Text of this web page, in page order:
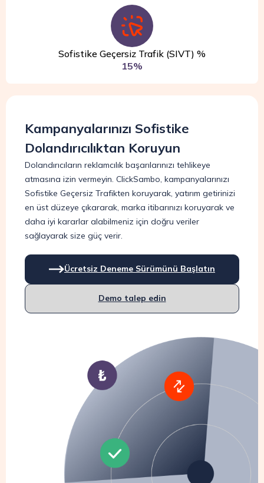
Sofistike Geçersiz Trafik (SIVT) %
15%
Kampanyalarınızı Sofistike
Dolandırıcılıktan Koruyun
Dolandırıcıların reklamcılık başarılarınızı tehlikeye
atmasına izin vermeyin. ClickSambo, kampanyalarınızı
Sofistike Geçersiz Trafikten koruyarak, yatırım getirinizi
en üst düzeye çıkararak, marka itibarınızı koruyarak ve
daha iyi kararlar alabilmeniz için doğru veriler
sağlayarak size güç verir.
Ücretsiz Deneme Sürümünü Başlatın
Demo talep edin